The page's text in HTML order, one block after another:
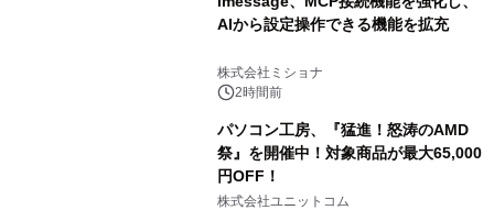
AIから設定操作できる機能を拡充
株式会社ミショナ
2時間前
パソコン工房、『猛進！怒涛のAMD
祭』を開催中！対象商品が最大65,000
円OFF！
株式会社ユニットコム